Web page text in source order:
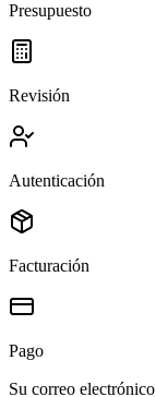
Presupuesto
Revisión
Autenticación
Facturación
Pago
Su correo electrónico